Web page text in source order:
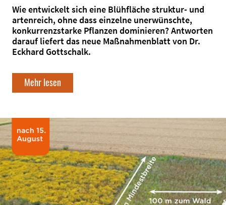
Wie entwickelt sich eine Blühfläche struktur- und
artenreich, ohne dass einzelne unerwünschte,
konkurrenzstarke Pflanzen dominieren? Antworten
darauf liefert das neue Maßnahmenblatt von Dr.
Eckhard Gottschalk.
Mehr lesen